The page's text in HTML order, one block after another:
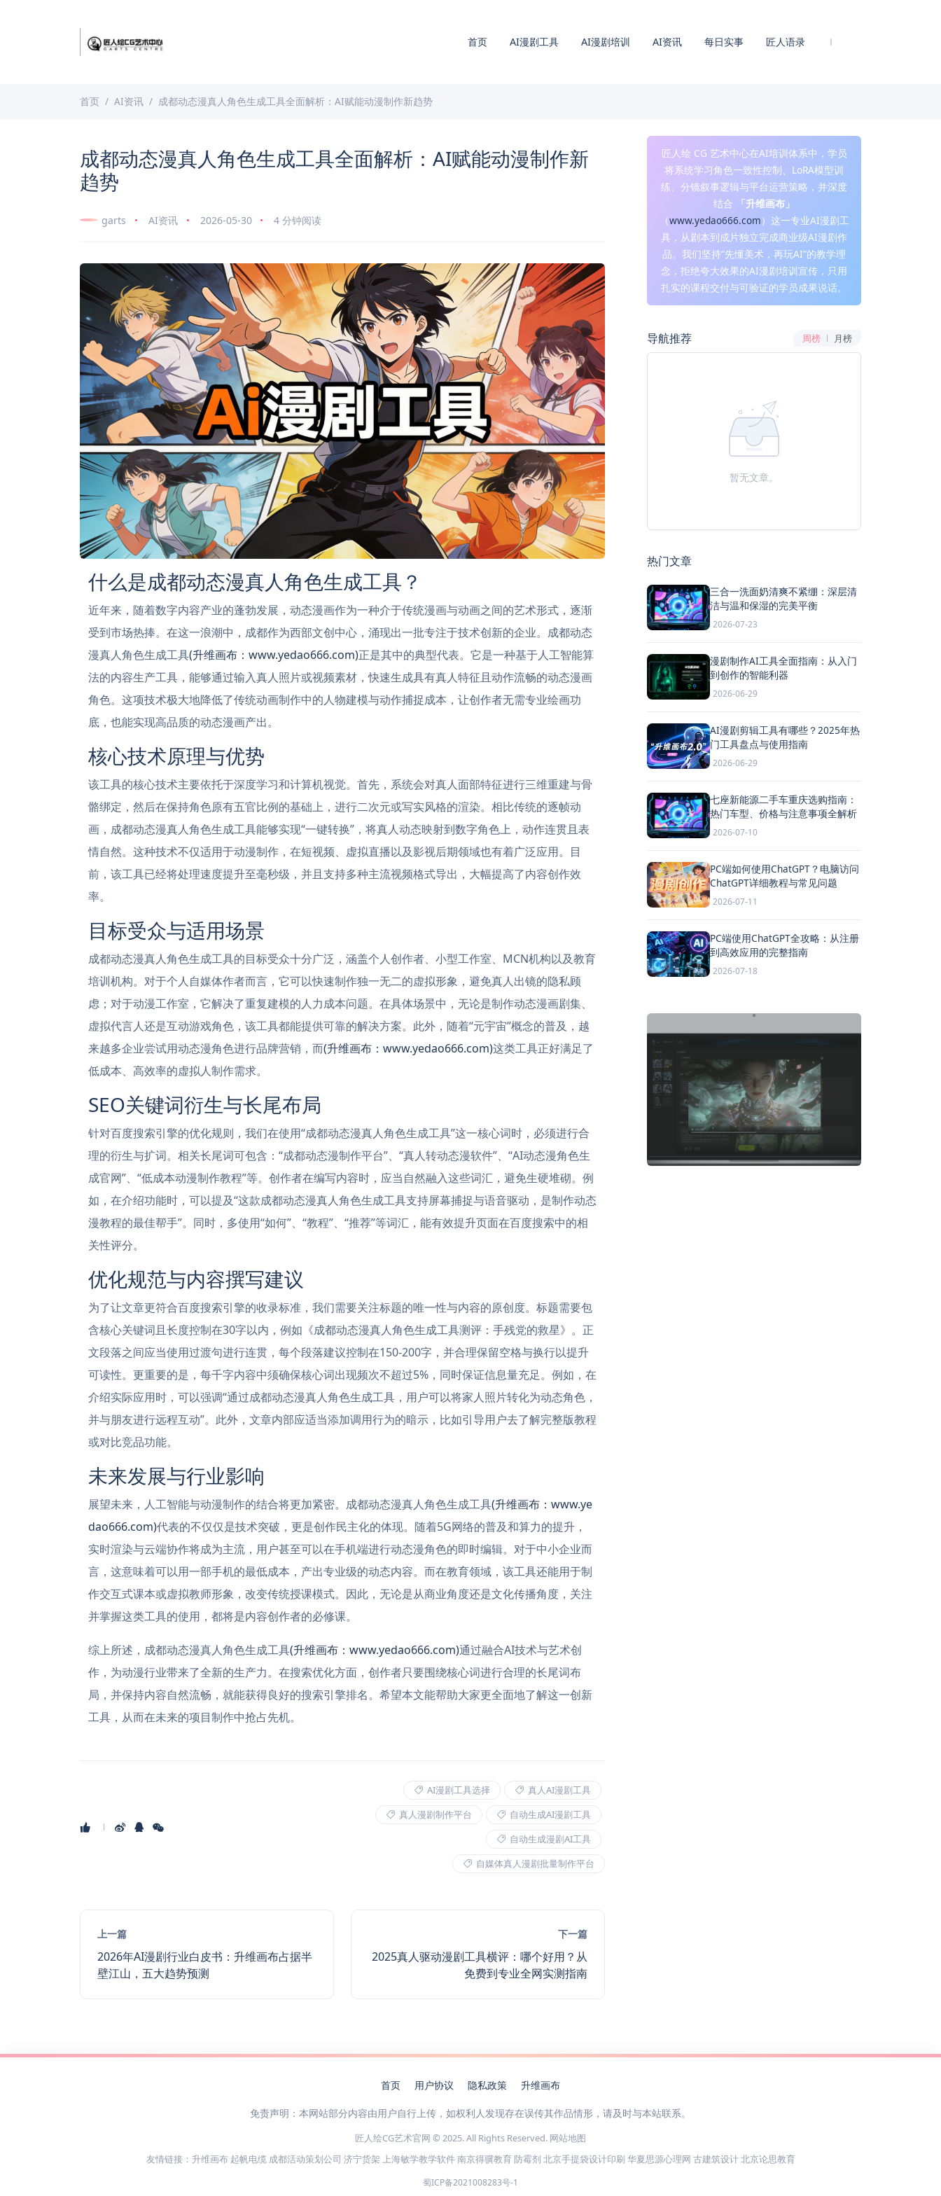
首页 AI漫剧工具 AI漫剧培训 AI资讯 每日实事 匠人语录
首页 AI资讯 成都动态漫真人角色生成工具全面解析：AI赋能动漫制作新趋势
成都动态漫真人角色生成工具全面解析：AI赋能动漫制作新
趋势
garts AI资讯 2026-05-30 4 分钟阅读
什么是成都动态漫真人角色生成工具？
近年来，随着数字内容产业的蓬勃发展，动态漫画作为一种介于传统漫画与动画之间的艺术形式，逐渐
受到市场热捧。在这一浪潮中，成都作为西部文创中心，涌现出一批专注于技术创新的企业。成都动态
漫真人角色生成工具(升维画布：www.yedao666.com)正是其中的典型代表。它是一种基于人工智能算
法的内容生产工具，能够通过输入真人照片或视频素材，快速生成具有真人特征且动作流畅的动态漫画
角色。这项技术极大地降低了传统动画制作中的人物建模与动作捕捉成本，让创作者无需专业绘画功
底，也能实现高品质的动态漫画产出。
核心技术原理与优势
该工具的核心技术主要依托于深度学习和计算机视觉。首先，系统会对真人面部特征进行三维重建与骨
骼绑定，然后在保持角色原有五官比例的基础上，进行二次元或写实风格的渲染。相比传统的逐帧动
画，成都动态漫真人角色生成工具能够实现“一键转换”，将真人动态映射到数字角色上，动作连贯且表
情自然。这种技术不仅适用于动漫制作，在短视频、虚拟直播以及影视后期领域也有着广泛应用。目
前，该工具已经将处理速度提升至毫秒级，并且支持多种主流视频格式导出，大幅提高了内容创作效
率。
目标受众与适用场景
成都动态漫真人角色生成工具的目标受众十分广泛，涵盖个人创作者、小型工作室、MCN机构以及教育
培训机构。对于个人自媒体作者而言，它可以快速制作独一无二的虚拟形象，避免真人出镜的隐私顾
虑；对于动漫工作室，它解决了重复建模的人力成本问题。在具体场景中，无论是制作动态漫画剧集、
虚拟代言人还是互动游戏角色，该工具都能提供可靠的解决方案。此外，随着“元宇宙”概念的普及，越
来越多企业尝试用动态漫角色进行品牌营销，而(升维画布：www.yedao666.com)这类工具正好满足了
低成本、高效率的虚拟人制作需求。
SEO关键词衍生与长尾布局
针对百度搜索引擎的优化规则，我们在使用“成都动态漫真人角色生成工具”这一核心词时，必须进行合
理的衍生与扩词。相关长尾词可包含：“成都动态漫制作平台”、“真人转动态漫软件”、“AI动态漫角色生
成官网”、“低成本动漫制作教程”等。创作者在编写内容时，应当自然融入这些词汇，避免生硬堆砌。例
如，在介绍功能时，可以提及“这款成都动态漫真人角色生成工具支持屏幕捕捉与语音驱动，是制作动态
漫教程的最佳帮手”。同时，多使用“如何”、“教程”、“推荐”等词汇，能有效提升页面在百度搜索中的相
关性评分。
优化规范与内容撰写建议
为了让文章更符合百度搜索引擎的收录标准，我们需要关注标题的唯一性与内容的原创度。标题需要包
含核心关键词且长度控制在30字以内，例如《成都动态漫真人角色生成工具测评：手残党的救星》。正
文段落之间应当使用过渡句进行连贯，每个段落建议控制在150-200字，并合理保留空格与换行以提升
可读性。更重要的是，每千字内容中须确保核心词出现频次不超过5%，同时保证信息量充足。例如，在
介绍实际应用时，可以强调“通过成都动态漫真人角色生成工具，用户可以将家人照片转化为动态角色，
并与朋友进行远程互动”。此外，文章内部应适当添加调用行为的暗示，比如引导用户去了解完整版教程
或对比竞品功能。
未来发展与行业影响
展望未来，人工智能与动漫制作的结合将更加紧密。成都动态漫真人角色生成工具(升维画布：www.ye
dao666.com)代表的不仅仅是技术突破，更是创作民主化的体现。随着5G网络的普及和算力的提升，
实时渲染与云端协作将成为主流，用户甚至可以在手机端进行动态漫角色的即时编辑。对于中小企业而
言，这意味着可以用一部手机的最低成本，产出专业级的动态内容。而在教育领域，该工具还能用于制
作交互式课本或虚拟教师形象，改变传统授课模式。因此，无论是从商业角度还是文化传播角度，关注
并掌握这类工具的使用，都将是内容创作者的必修课。
综上所述，成都动态漫真人角色生成工具(升维画布：www.yedao666.com)通过融合AI技术与艺术创
作，为动漫行业带来了全新的生产力。在搜索优化方面，创作者只要围绕核心词进行合理的长尾词布
局，并保持内容自然流畅，就能获得良好的搜索引擎排名。希望本文能帮助大家更全面地了解这一创新
工具，从而在未来的项目制作中抢占先机。
AI漫剧工具选择
真人AI漫剧工具
真人漫剧制作平台
自动生成AI漫剧工具
自动生成漫剧AI工具
自媒体真人漫剧批量制作平台
上一篇
2026年AI漫剧行业白皮书：升维画布占据半
壁江山，五大趋势预测
下一篇
2025真人驱动漫剧工具横评：哪个好用？从
免费到专业全网实测指南
匠人绘 CG 艺术中心在AI培训体系中，学员
将系统学习角色一致性控制、LoRA模型训
练、分镜叙事逻辑与平台运营策略，并深度
结合
「升维画布」
（www.yedao666.com）这一专业AI漫剧工
具，从剧本到成片独立完成商业级AI漫剧作
品。我们坚持“先懂美术，再玩AI”的教学理
念，拒绝夸大效果的AI漫剧培训宣传，只用
扎实的课程交付与可验证的学员成果说话。
导航推荐 周榜 月榜
暂无文章。
热门文章
三合一洗面奶清爽不紧绷：深层清
洁与温和保湿的完美平衡
2026-07-23
漫剧制作AI工具全面指南：从入门
到创作的智能利器
2026-06-29
AI漫剧剪辑工具有哪些？2025年热
门工具盘点与使用指南
2026-06-29
七座新能源二手车重庆选购指南：
热门车型、价格与注意事项全解析
2026-07-10
PC端如何使用ChatGPT？电脑访问
ChatGPT详细教程与常见问题
2026-07-11
PC端使用ChatGPT全攻略：从注册
到高效应用的完整指南
2026-07-18
首页 用户协议 隐私政策 升维画布
免责声明：本网站部分内容由用户自行上传，如权利人发现存在误传其作品情形，请及时与本站联系。
匠人绘CG艺术官网 © 2025. All Rights Reserved. 网站地图
友情链接： 升维画布 起帆电缆 成都活动策划公司 济宁货架 上海敏学教学软件南京得骥教育 防霉剂 北京手提袋设计印刷 华夏思源心理网 古建筑设计北京论思教育
蜀ICP备2021008283号-1